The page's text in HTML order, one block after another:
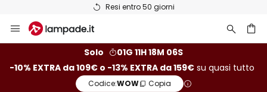
Resi entro 50 giorni
Salta
al
Solo
01G 11H 18M 05S
-10% EXTRA da 109€ o -13% EXTRA da 159€ su quasi tutto
Codice:WOW Copia